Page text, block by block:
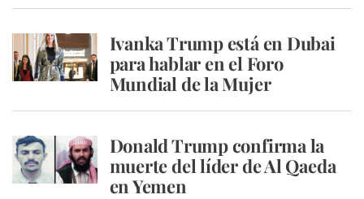
Ivanka Trump está en Dubai
para hablar en el Foro
Mundial de la Mujer
Donald Trump confirma la
muerte del líder de Al Qaeda
en Yemen